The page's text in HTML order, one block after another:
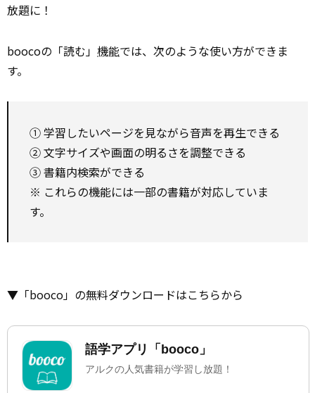
放題に！
boocoの「読む」 機能では、次のような使い方ができま
す。
① 学習したいページを見ながら音声を再生できる
② 文字サイズや画面の明るさを調整できる
③ 書籍内検索ができる
※ これらの機能には一部の書籍が対応していま
す。
▼「booco」の無料ダウンロードはこちらから